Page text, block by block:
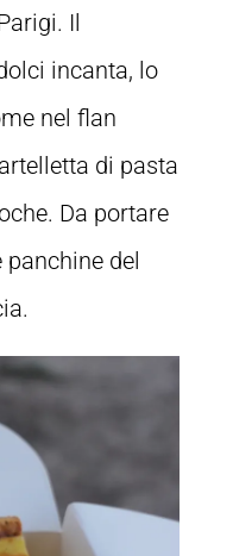
Il
incanta, lo
nel flan
di pasta
Da portare
del